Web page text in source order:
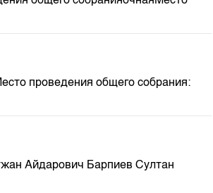
проведения общего собрания:
Айдарович Барпиев Султан